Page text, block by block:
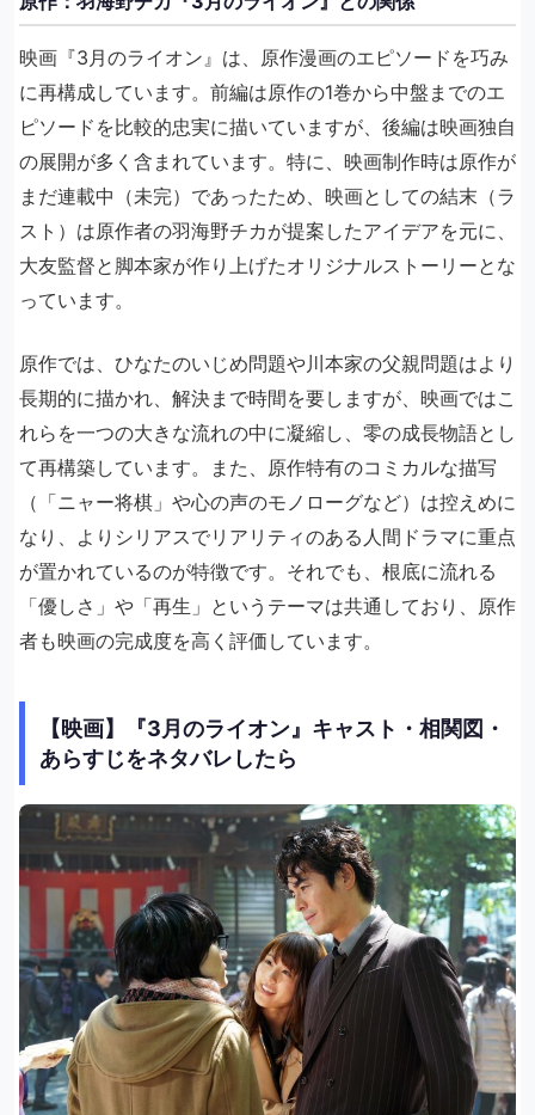
映画『3月のライオン』は、原作漫画のエピソードを巧み
に再構成しています。前編は原作の1巻から中盤までのエ
ピソードを比較的忠実に描いていますが、後編は映画独自
の展開が多く含まれています。特に、映画制作時は原作が
まだ連載中（未完）であったため、映画としての結末（ラ
スト）は原作者の羽海野チカが提案したアイデアを元に、
大友監督と脚本家が作り上げたオリジナルストーリーとな
っています。
原作では、ひなたのいじめ問題や川本家の父親問題はより
長期的に描かれ、解決まで時間を要しますが、映画ではこ
れらを一つの大きな流れの中に凝縮し、零の成長物語とし
て再構築しています。また、原作特有のコミカルな描写
（「ニャー将棋」や心の声のモノローグなど）は控えめに
なり、よりシリアスでリアリティのある人間ドラマに重点
が置かれているのが特徴です。それでも、根底に流れる
「優しさ」や「再生」というテーマは共通しており、原作
者も映画の完成度を高く評価しています。
【映画】『3月のライオン』キャスト・相関図・
あらすじをネタバレしたら